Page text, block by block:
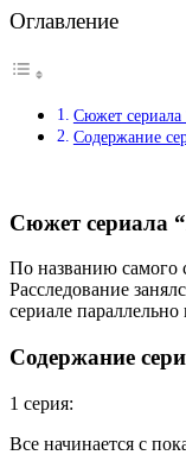
Оглавление
Сюжет сериала
Содержание
Сюжет сериала
По названию самого
Расследование
сериале
Содержание
1 серия:
Все начинается с